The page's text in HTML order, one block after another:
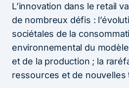
L’innovation dans le retail
de nombreux défis :
sociétales de la
environnemental du
et de la production ; la
ressources et de nouvelles